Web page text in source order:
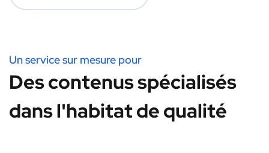
Un service sur mesure pour
Des contenus spécialisés
dans l'habitat de qualité